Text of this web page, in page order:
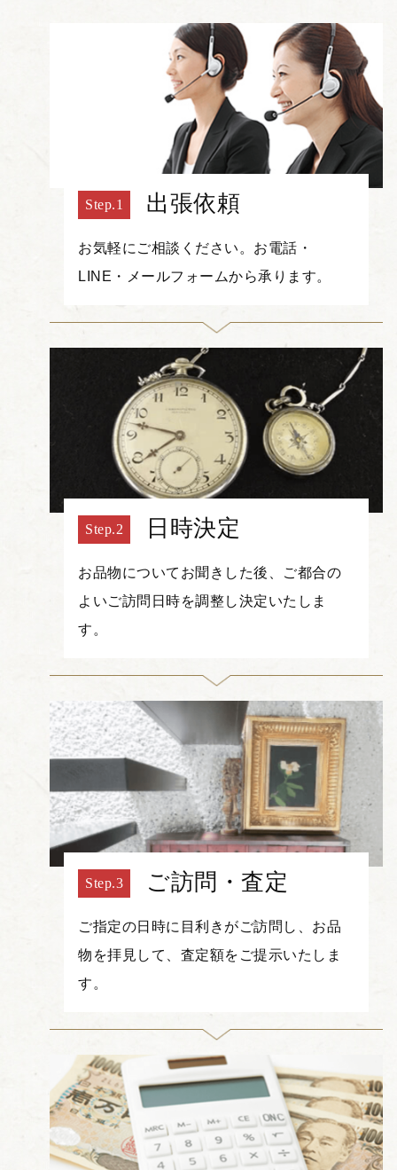
出張依頼
お気軽にご相談ください。お電話・
LINE・メールフォームから承ります。
日時決定
お品物についてお聞きした後、ご都合の
よいご訪問日時を調整し決定いたしま
す。
ご訪問・査定
ご指定の日時に目利きがご訪問し、お品
物を拝見して、査定額をご提示いたしま
す。